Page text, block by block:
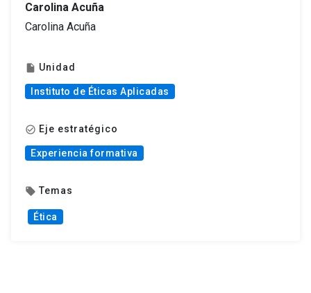
Carolina Acuña
Carolina Acuña
insert_drive_file Unidad
Instituto de Éticas Aplicadas
check_circle_outline Eje estratégico
Experiencia formativa
local_offer Temas
Ética